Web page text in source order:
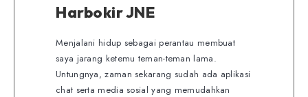
Harbokir JNE
Menjalani hidup sebagai perantau membuat
saya jarang ketemu teman-teman lama.
Untungnya, zaman sekarang sudah ada aplikasi
chat serta media sosial yang memudahkan